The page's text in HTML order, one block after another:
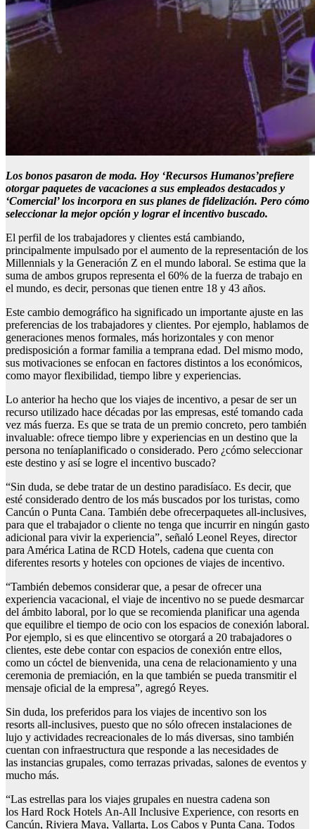
Los bonos pasaron de moda. Hoy ‘Recursos Humanos’prefiere
otorgarpaquetes de vacaciones a sus empleados destacados y
‘Comercial’ los incorpora en sus planes de fidelización. Pero cómo
seleccionar la mejor opción y lograr el incentivo buscado.
El perfil de los trabajadores y clientes está cambiando,
principalmente impulsado por el aumento de la representación de los
Millennials y la Generación Z en el mundo laboral. Se estima que la
suma de ambos grupos representa el 60% de la fuerza de trabajo en
el mundo, es decir, personas que tienen entre 18 y 43 años.
Este cambio demográfico ha significado un importante ajuste en las
preferencias de los trabajadores y clientes. Por ejemplo, hablamos de
generaciones menos formales, más horizontales y con menor
predisposición a formar familia a temprana edad. Del mismo modo,
sus motivaciones se enfocan en factores distintos a los económicos,
como mayor flexibilidad, tiempo libre y experiencias.
Lo anterior ha hecho que los viajes de incentivo, a pesar de ser un
recurso utilizado hace décadas por las empresas, esté tomando cada
vez más fuerza. Es que se trata de un premio concreto, pero también
invaluable: ofrece tiempo libre y experiencias en un destino que la
persona no teníaplanificado o considerado. Pero ¿cómo seleccionar
este destino y así se logre el incentivo buscado?
“Sin duda, se debe tratar de un destino paradisíaco. Es decir, que
esté considerado dentro de los más buscados por los turistas, como
Cancún o Punta Cana. También debe ofrecerpaquetes all-inclusives,
para que el trabajador o cliente no tenga que incurrir en ningún gasto
adicional para vivir la experiencia”, señaló Leonel Reyes, director
para América Latina de RCD Hotels, cadena que cuenta con
diferentes resorts y hoteles con opciones de viajes de incentivo.
“También debemos considerar que, a pesar de ofrecer una
experiencia vacacional, el viaje de incentivo no se puede desmarcar
del ámbito laboral, por lo que se recomienda planificar una agenda
que equilibre el tiempo de ocio con los espacios de conexión laboral.
Por ejemplo, si es que elincentivo se otorgará a 20 trabajadores o
clientes, este debe contar con espacios de conexión entre ellos,
como un cóctel de bienvenida, una cena de relacionamiento y una
ceremonia de premiación, en la que también se pueda transmitir el
mensaje oficial de la empresa”, agregó Reyes.
Sin duda, los preferidos para los viajes de incentivo son los
resorts all-inclusives, puesto que no sólo ofrecen instalaciones de
lujo y actividades recreacionales de lo más diversas, sino también
cuentan con infraestructura que responde a las necesidades de
las instancias grupales, como terrazas privadas, salones de eventos y
mucho más.
“Las estrellas para los viajes grupales en nuestra cadena son
los Hard Rock Hotels An-All Inclusive Experience, con resorts en
Cancún, Riviera Maya, Vallarta, Los Cabos y Punta Cana. Todos